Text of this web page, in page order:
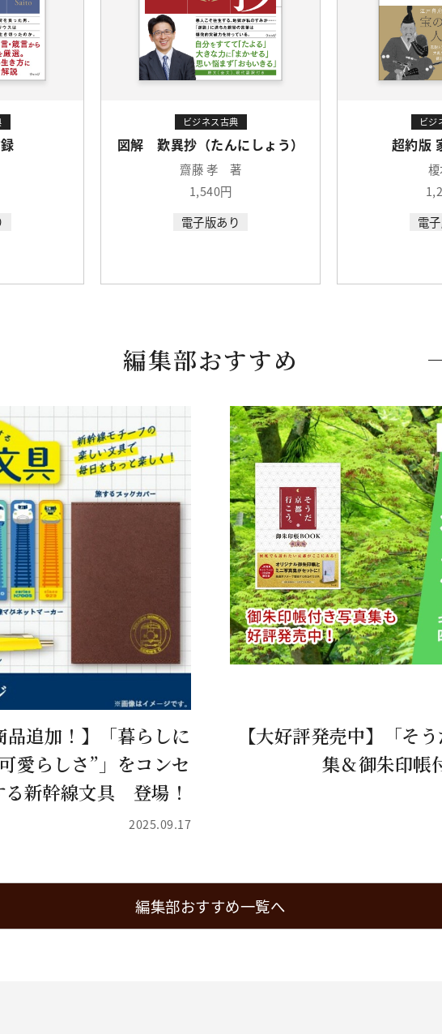
しょう）
ビジネス古典
超約版 家康名語録
榎本 秋
1,210円
電子版あり
ビ
超
クラウゼ
電
編集部おすすめ
品追加！】「暮らしに
愛らしさ”」をコンセ
る新幹線文具 登場！
2025.09.17
【大好評発売中】「そ
集＆御朱印帳
編集部おすすめ一覧へ